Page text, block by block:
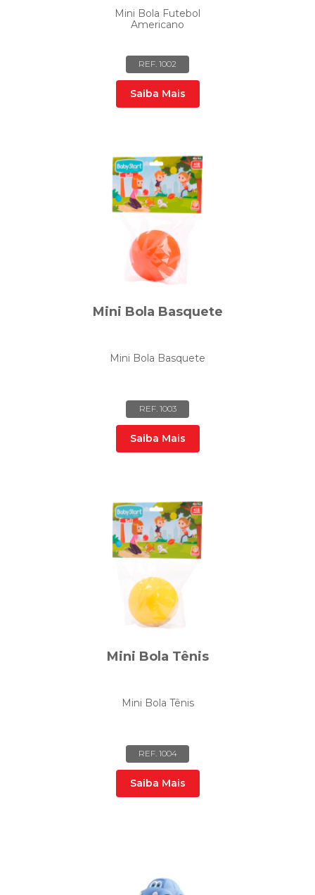
Mini Bola Futebol
Americano
REF. 1002
Saiba Mais
Mini Bola Basquete
Mini Bola Basquete
REF. 1003
Saiba Mais
Mini Bola Tênis
Mini Bola Tênis
REF. 1004
Saiba Mais